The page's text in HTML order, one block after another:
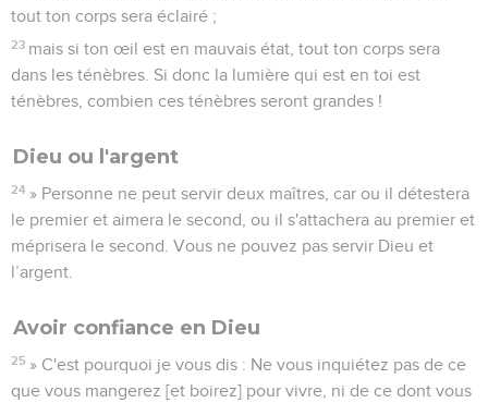
tout ton corps sera éclairé ;
23 mais si ton œil est en mauvais état, tout ton corps sera
dans les ténèbres. Si donc la lumière qui est en toi est
ténèbres, combien ces ténèbres seront grandes !
Dieu ou l'argent
24 » Personne ne peut servir deux maîtres, car ou il détestera
le premier et aimera le second, ou il s'attachera au premier et
méprisera le second. Vous ne pouvez pas servir Dieu et
l’argent.
Avoir confiance en Dieu
25 » C'est pourquoi je vous dis : Ne vous inquiétez pas de ce
que vous mangerez [et boirez] pour vivre, ni de ce dont vous